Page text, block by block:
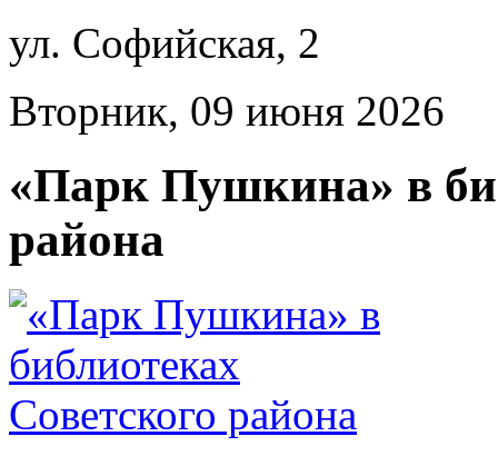
ул. Софийская, 2
Вторник, 09 июня 2026
«Парк Пушкина» в
района